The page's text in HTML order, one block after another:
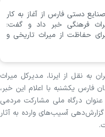
دستی فارس از آغاز به کار
مشارکت مردمی ۳۱۳۱ میراث فرهنگی خبر داد و گفت:
حفاظت از میراث تاریخی و
به نقل از ایرنا، مدیرکل میراث
فارس یکشنبه با اعلام این خبر،
از این پس به عنوان درگاه ملی مشارکت مردمی
آسیب‌های وارده به آثار